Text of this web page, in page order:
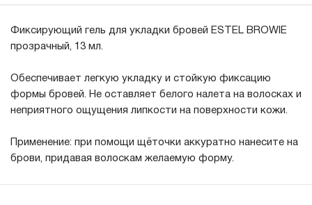
Фиксирующий гель для укладки бровей ESTEL BROWIE
прозрачный, 13 мл.
Обеспечивает легкую укладку и стойкую фиксацию
формы бровей. Не оставляет белого налета на волосках и
неприятного ощущения липкости на поверхности кожи.
Применение: при помощи щёточки аккуратно нанесите на
брови, придавая волоскам желаемую форму.